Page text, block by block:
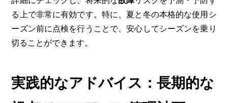
る上で非常に有効です。特に、夏と冬の本格的な使用シ
ーズン前に点検を行うことで、安心してシーズンを乗り
切ることができます。
実践的なアドバイス：長期的な